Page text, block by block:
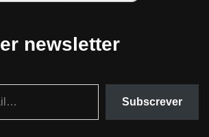
newsletter
Subscrever